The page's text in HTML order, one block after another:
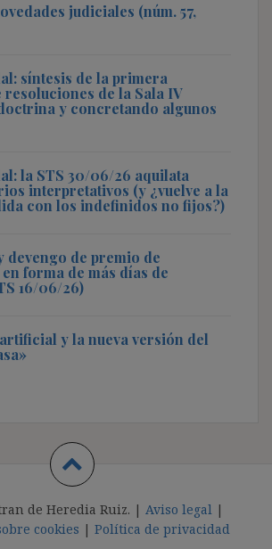
judiciales (núm. 57,
síntesis de la primera
resoluciones de la Sala IV
y concretando algunos
la STS 30/06/26 aquilata
interpretativos (y ¿vuelve a la
con los indefinidos no fijos?)
devengo de premio de
forma de más días de
16/06/26)
y la nueva versión del
de Heredia Ruiz. | Aviso legal |
cookies | Política de privacidad